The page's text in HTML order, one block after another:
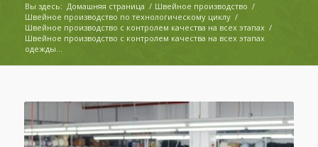
Вы здесь: Домашняя страница / Швейное производство /
Швейное производство по технологическому циклу /
Швейное производство с контролем качества на всех этапах /
Швейное производство с контролем качества на всех этапах
одежды...